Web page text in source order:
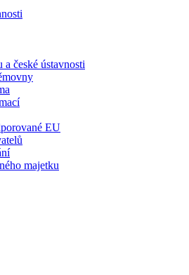
české ústavnosti
EU
majetku